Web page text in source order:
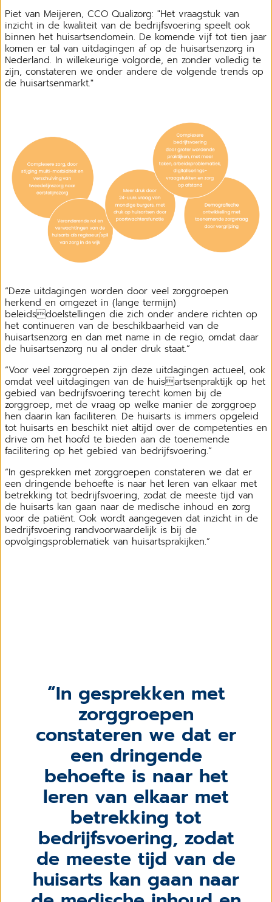
Piet van Meijeren, CCO Qualizorg: "Het vraagstuk van
inzicht in de kwaliteit van de bedrijfsvoering speelt ook
binnen het huisartsendomein. De komende vijf tot tien jaar
komen er tal van uitdagingen af op de huisartsenzorg in
Nederland. In willekeurige volgorde, en zonder volledig te
zijn, constateren we onder andere de volgende trends op
de huisartsenmarkt."
“Deze uitdagingen worden door veel zorggroepen
herkend en omgezet in (lange termijn)
beleidsdoelstellingen die zich onder andere richten op
het continueren van de beschikbaarheid van de
huisartsenzorg en dan met name in de regio, omdat daar
de huisartsenzorg nu al onder druk staat.”
“Voor veel zorggroepen zijn deze uitdagingen actueel, ook
omdat veel uitdagingen van de huisartsenpraktijk op het
gebied van bedrijfsvoering terecht komen bij de
zorggroep, met de vraag op welke manier de zorggroep
hen daarin kan faciliteren. De huisarts is immers opgeleid
tot huisarts en beschikt niet altijd over de competenties en
drive om het hoofd te bieden aan de toenemende
facilitering op het gebied van bedrijfsvoering.“
“In gesprekken met zorggroepen constateren we dat er
een dringende behoefte is naar het leren van elkaar met
betrekking tot bedrijfsvoering, zodat de meeste tijd van
de huisarts kan gaan naar de medische inhoud en zorg
voor de patiënt. Ook wordt aangegeven dat inzicht in de
bedrijfsvoering randvoorwaardelijk is bij de
opvolgingsproblematiek van huisartsprakijken.”
In gesprekken met
zorggroepen
constateren we dat er
een dringende
behoefte is naar het
leren van elkaar met
betrekking tot
bedrijfsvoering, zodat
de meeste tijd van de
huisarts kan gaan naar